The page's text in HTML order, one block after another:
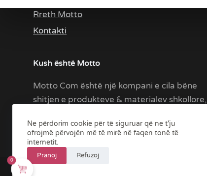
Ne përdorim cookie për të siguruar që ne t'ju
ofrojmë përvojën më të mirë në faqen tonë të
internetit.
Pranoj Refuzoj
Rreth Motto
Kontakti
Kush është Motto
Motto Com është një kompani e cila bëne
shitjen e produkteve & materialev shkollore,
0